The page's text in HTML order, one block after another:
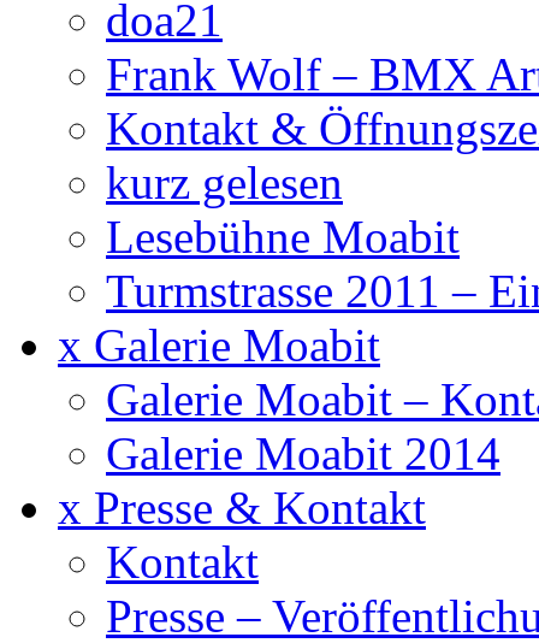
doa21
Frank Wolf – BMX
Kontakt &
kurz gelesen
Lesebühne Moabit
Turmstrasse 2011 –
x Galerie Moabit
Galerie Moabit –
Galerie Moabit 2014
x Presse & Kontakt
Kontakt
Presse –